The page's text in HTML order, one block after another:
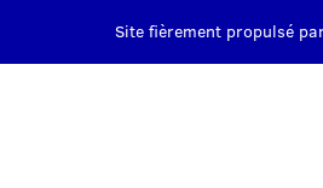
Site fièrement propulsé